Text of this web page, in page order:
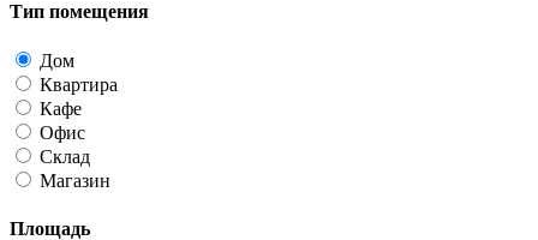
Тип помещения
Дом
Квартира
Кафе
Офис
Склад
Магазин
Площадь